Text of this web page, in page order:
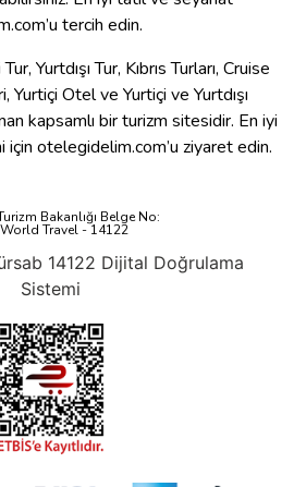
tercih edin.
Yurtdışı Tur, Kıbrıs Turları, Cruise
Yurtiçi Otel ve Yurtiçi ve Yurtdışı
kapsamlı bir turizm sitesidir. En iyi
otelegidelim.com’u ziyaret edin.
Bakanlığı Belge No:
World Travel - 14122